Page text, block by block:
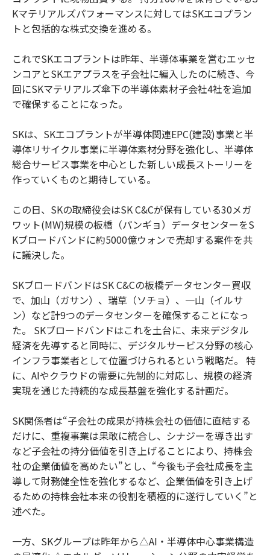
Kマテリアルズパフォーマンスに対してはSKエコプラン
トと包括的な株式交換を進める。
これでSKエコプラントは昨年、半導体事業を営むエッセ
ンコアとSKエアプラスを子会社に編入したのに続き、今
回にSKマテリアルズ傘下の半導体素材子会社4社を追加
で確保することになった。
SKは、SKエコプラントが半導体関連EPC(建設)事業と半
導体リサイクル事業に半導体素材分野を強化し、半導体
総合サービス事業を中心とした新しい成長ストーリーを
作っていくものと期待している。
この日、SKの取締役会はSK C&Cが保有している30メガ
ワット(MW)規模の板橋（パンギョ）データセンターをS
Kブロードバンドに約5000億ウォンで売却する案件を共
に議決した。
SKブロードバンドはSK C&Cの板橋データセンター買収
で、加山（ガサン）、瑞草（ソチョ）、一山（イルサ
ン）など計9つのデータセンターを確保することになっ
た。 SKブロードバンドはこれを土台に、未来デジタル
経済を先導すると同時に、デジタルサービス分野の核心
インフラ事業者として位置づけられるという戦略だ。 特
に、AIやクラウドの需要に先制的に対応し、規模の経済
実現を通じた持続的な成長基盤を強化する計画だ。
SK関係者は“子会社の成果が持株会社の価値に直結する
だけに、重複事業は果敢に統合し、シナジーを導き出す
など子会社の持分価値を引き上げることにより、持株会
社の企業価値を高めたい”とし、“今後も子会社成長を主
導して財務健全性を強化するなど、企業価値を引き上げ
るための持株会社本来の役割を積極的に遂行していく”と
述べた。
一方、SKグループは昨年から△AI・半導体中心事業構造